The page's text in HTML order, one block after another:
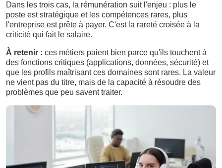
Dans les trois cas, la rémunération suit l'enjeu : plus le
poste est stratégique et les compétences rares, plus
l'entreprise est prête à payer. C'est la rareté croisée à la
criticité qui fait le salaire.
À retenir : ces métiers paient bien parce qu'ils touchent à
des fonctions critiques (applications, données, sécurité) et
que les profils maîtrisant ces domaines sont rares. La valeur
ne vient pas du titre, mais de la capacité à résoudre des
problèmes que peu savent traiter.